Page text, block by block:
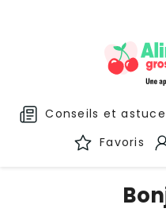
Conseils et
Favoris